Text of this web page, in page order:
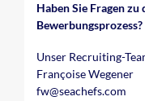
Haben Sie Fragen zu
Bewerbungsprozess?
Unser Recruiting-
Françoise Wegener
fw@seachefs.com